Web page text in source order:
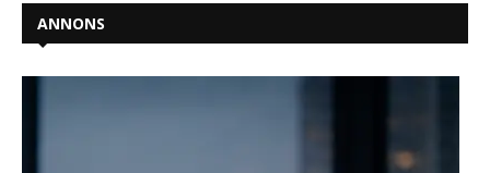
ANNONS